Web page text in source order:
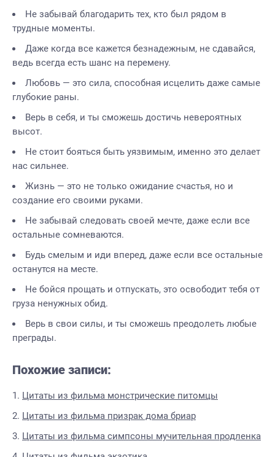
Не забывай благодарить тех, кто был рядом в
трудные моменты.
Даже когда все кажется безнадежным, не сдавайся,
ведь всегда есть шанс на перемену.
Любовь — это сила, способная исцелить даже самые
глубокие раны.
Верь в себя, и ты сможешь достичь невероятных
высот.
Не стоит бояться быть уязвимым, именно это делает
нас сильнее.
Жизнь — это не только ожидание счастья, но и
создание его своими руками.
Не забывай следовать своей мечте, даже если все
остальные сомневаются.
Будь смелым и иди вперед, даже если все остальные
останутся на месте.
Не бойся прощать и отпускать, это освободит тебя от
груза ненужных обид.
Верь в свои силы, и ты сможешь преодолеть любые
преграды.
Похожие записи:
Цитаты из фильма монстрические питомцы
Цитаты из фильма призрак дома бриар
Цитаты из фильма симпсоны мучительная продленка